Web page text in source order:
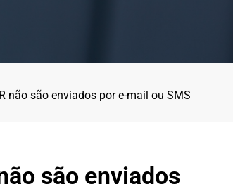
não são enviados por e-mail ou SMS
são enviados